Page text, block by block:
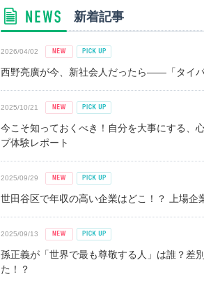
新着記事
2026/04/02
西野亮廣が今、新社会人だったら――「タイパ
2025/10/21
今こそ知っておくべき！自分を大事にする、
プ体験レポート
2025/09/29
世田谷区で年収の高い企業はどこ！？ 上場
2025/09/13
孫正義が「世界で最も尊敬する人」は誰？差
た！？